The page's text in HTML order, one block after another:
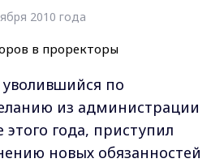
2010 года
по
из администрации
этого года, приступил
новых обязанностей